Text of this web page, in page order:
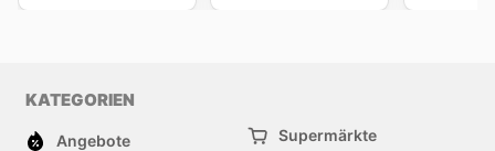
KATEGORIEN
Angebote Supermärkte